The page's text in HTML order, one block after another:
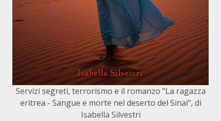
Servizi segreti, terrorismo e il romanzo "La ragazza
eritrea - Sangue e morte nel deserto del Sinai", di
Isabella Silvestri